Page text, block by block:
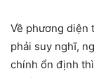
Về phương diện
phải suy nghĩ,
chính ổn định